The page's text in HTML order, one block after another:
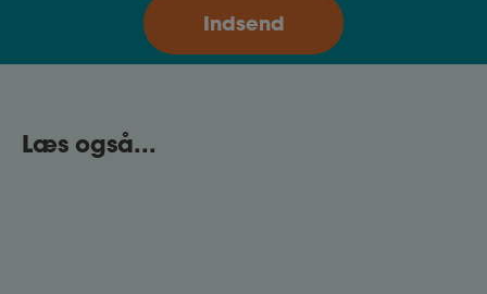
Læs også...